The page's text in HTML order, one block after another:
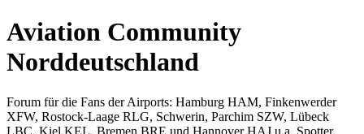
Aviation Community
Norddeutschland
Forum für die Fans der Airports: Hamburg HAM, Finkenwerder
XFW, Rostock-Laage RLG, Schwerin, Parchim SZW, Lübeck
LBC, Kiel KEL, Bremen BRE und Hannover HAJ u.a. Spotter,